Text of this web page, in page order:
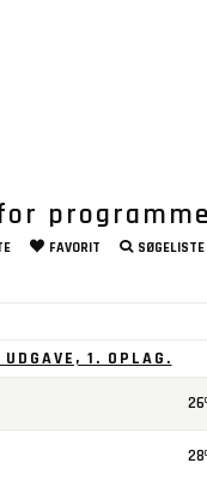
FAVORIT SØGELISTE
UDGAVE, 1. OPLAG.
26
28